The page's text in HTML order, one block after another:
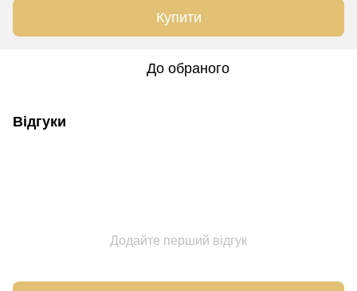
Купити
До обраного
Відгуки
Додайте перший відгук